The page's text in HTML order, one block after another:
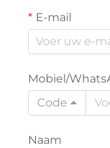
E-mail
Mobiel/
Code
Naam